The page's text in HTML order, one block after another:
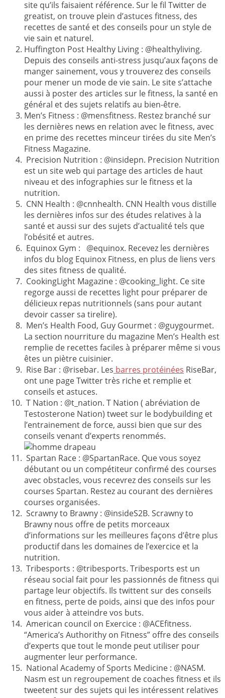
site qu’ils faisaient référence. Sur le fil Twitter de
greatist, on trouve plein d’astuces fitness, des
recettes de santé et des conseils pour un style de
vie sain et naturel.
Huffington Post Healthy Living : @healthyliving.
Depuis des conseils anti-stress jusqu’aux façons de
manger sainement, vous y trouverez des conseils
pour mener un mode de vie sain. Le site s’attache
aussi à poster des articles sur le fitness, la santé en
général et des sujets relatifs au bien-être.
Men’s Fitness : @mensfitness. Restez branché sur
les dernières news en relation avec le fitness, avec
en prime des recettes minceur tirées du site Men’s
Fitness Magazine.
Precision Nutrition : @insidepn. Precision Nutrition
est un site web qui partage des articles de haut
niveau et des infographies sur le fitness et la
nutrition.
CNN Health : @cnnhealth. CNN Health vous distille
les dernières infos sur des études relatives à la
santé et aussi sur des sujets d’actualité tels que
l’obésité et autres.
Equinox Gym : @equinox. Recevez les dernières
infos du blog Equinox Fitness, en plus de liens vers
des sites fitness de qualité.
CookingLight Magazine : @cooking_light. Ce site
regorge aussi de recettes light pour préparer de
délicieux repas nutritionnels (sans pour autant
devoir casser sa tirelire).
Men’s Health Food, Guy Gourmet : @guygourmet.
La section nourriture du magazine Men’s Health est
remplie de recettes faciles à préparer même si vous
êtes un piètre cuisinier.
Rise Bar : @risebar. Les barres protéinées RiseBar,
ont une page Twitter très riche et remplie et
conseils et astuces.
T Nation : @t_nation. T Nation ( abréviation de
Testosterone Nation) tweet sur le bodybuilding et
l’entrainement de force, aussi bien que sur des
conseils venant d’experts renommés.
Spartan Race : @SpartanRace. Que vous soyez
débutant ou un compétiteur confirmé des courses
avec obstacles, vous recevrez des conseils sur les
courses Spartan. Restez au courant des dernières
courses organisées.
Scrawny to Brawny : @insideS2B. Scrawny to
Brawny nous offre de petits morceaux
d’informations sur les meilleures façons d’être plus
productif dans les domaines de l’exercice et la
nutrition.
Tribesports : @tribesports. Tribesports est un
réseau social fait pour les passionnés de fitness qui
partage leur objectifs. Ils twittent sur des conseils
en fitness, perte de poids, ainsi que des infos pour
vous aider à atteindre vos buts.
American council on Exercice : @ACEfitness.
“America’s Authorithy on Fitness” offre des conseils
d’experts que tout le monde peut utiliser pour
augmenter leur performance.
National Academy of Sports Medicine : @NASM.
Nasm est un regroupement de coaches fitness et ils
tweetent sur des sujets qui les intéressent relatives